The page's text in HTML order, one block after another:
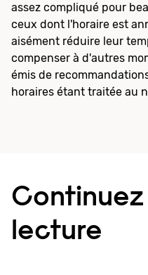
assez compliqué pour
ceux dont l'horaire est
aisément réduire leur
compenser à d'autres
émis de
horaires étant traitée au
lecture